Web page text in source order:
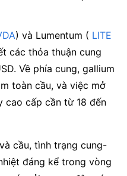
) và Lumentum ( LITE
các thỏa thuận cung
Về phía cung, gallium
toàn cầu, và việc mở
cao cấp cần từ 18 đến
cầu, tình trạng cung-
đáng kể trong vòng